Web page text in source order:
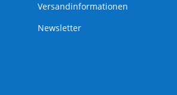
Versandinformationen
Newsletter